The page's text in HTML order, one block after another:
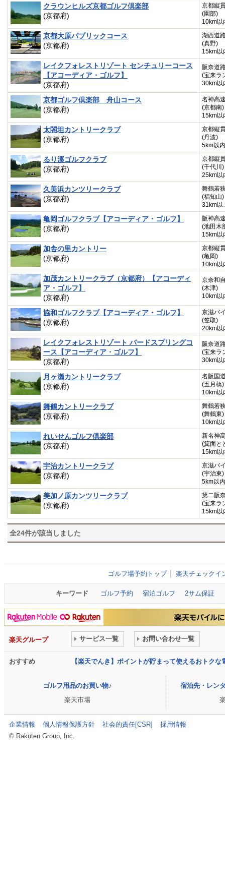
クラウンヒルズ京都ゴルフ倶楽部
(京都府)
京都縦
(園部)
10km以
京都大原パブリックコース
(京都府)
湖西道
(真野)
15km以
レイクフォレストリゾート センチュリーコース
【アコーディア・ゴルフ】
(京都府)
阪奈道
(宝来ラ
30km以
京都ゴルフ倶楽部 舟山コース
(京都府)
名神高
(京都南)
15km以
太閤坦カントリークラブ
(京都府)
京都縦
(丹波)
5km以内
るり溪ゴルフクラブ
(京都府)
京都縦
(千代川)
25km以
久美浜カンツリークラブ
(京都府)
舞鶴若
(福知山)
31km以
亀岡ゴルフクラブ【アコーディア・ゴルフ】
(京都府)
阪神高
(池田木
15km以
加舎の里カントリー
(京都府)
京都縦
(亀岡)
10km以
加茂カントリークラブ（京都府）【アコーディ
ア・ゴルフ】
(京都府)
京奈和
(木津)
10km以
協和ゴルフクラブ【アコーディア・ゴルフ】
(京都府)
京滋バ
(笠取)
20km以
レイクフォレストリゾート バードスプリングコ
ース【アコーディア・ゴルフ】
(京都府)
阪奈道
(宝来ラ
30km以
月ヶ瀬カントリークラブ
(京都府)
名阪国
(五月橋)
10km以
舞鶴カントリークラブ
(京都府)
舞鶴若
(舞鶴東)
10km以
れいせんゴルフ倶楽部
(京都府)
新名神
(箕面と
15km以
宇治カントリークラブ
(京都府)
京滋バ
(宇治東)
5km以内
美加ノ原カンツリークラブ
(京都府)
第二阪
(宝来ラ
15km以
全24件が該当しました
ゴルフ場予約トップ 楽天チェックイ
キーワード ゴルフ予約 宿泊ゴルフ 2サム保証
楽天グループ サービス一覧 お問い合わせ一覧
おすすめ 【楽天でんき】ポイントが貯まって使えるおトクな
ゴルフ用品のお買い物♪
楽天市場
宿泊先・レン
企業情報 個人情報保護方針 社会的責任[CSR]
採用情報
© Rakuten Group, Inc.